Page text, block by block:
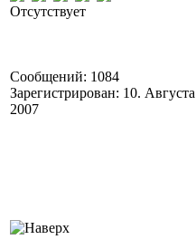
Отсутствует
Сообщений: 1084
Зарегистрирован: 10. Августа
2007